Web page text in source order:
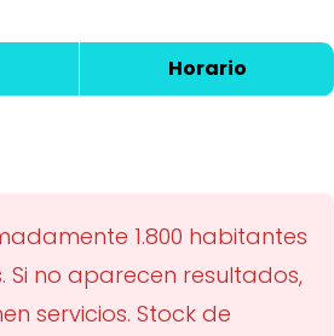
Horario
1.800 habitantes
Si no aparecen resultados,
servicios. Stock de